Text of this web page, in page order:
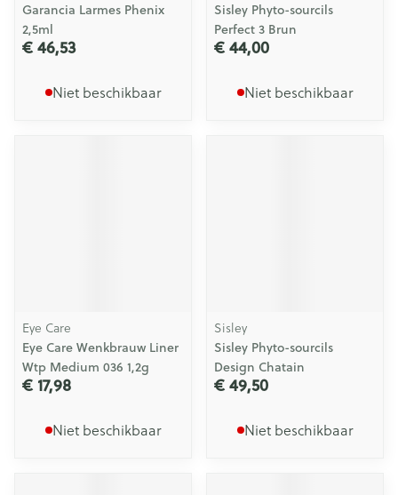
Garancia Larmes Phenix
2,5ml
€ 46,53
Niet beschikbaar
Sisley Phyto-sourcils
Perfect 3 Brun
€ 44,00
Niet beschikbaar
Eye Care
Eye Care Wenkbrauw Liner
Wtp Medium 036 1,2g
€ 17,98
Niet beschikbaar
Sisley
Sisley Phyto-sourcils
Design Chatain
€ 49,50
Niet beschikbaar